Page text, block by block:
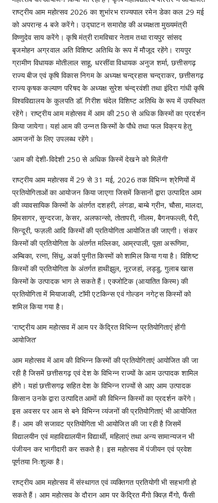
राष्ट्रीय आम महोत्सव 2026 का शुभांरभ राज्यपाल रमेन डेका कल 29 मई
को अपरान्ह 4 बजे करेंगे। उद्घाटन समारोह की अध्यक्षता मुख्यमंत्री
विष्णुदेव साय करेंगे। कृषि मंत्री रामविचार नेताम तथा रायपुर सांसद
बृजमोहन अग्रवाल अति विशिष्ट अतिथि के रूप में मौजूद रहेंगे। रायपुर
ग्रामीण विधायक मोतीलाल साहू, धरसींवा विधायक अनुज शर्मा, छत्तीसगढ़
राज्य बीज एवं कृषि विकास निगम के अध्यक्ष चन्द्रहास चन्द्राकर, छत्तीसगढ़
राज्य कृषक कल्याण परिषद के अध्यक्ष सुरेश चंन्द्रवंशी तथा इंदिरा गांधी कृषि
विश्वविद्यालय के कुलपति डॉ. गिरीश चंदेल विशिष्ट अतिथि के रूप में उपस्थित
रहेंगे। राष्ट्रीय आम महोत्सव में आम की 250 से अधिक किस्मों का प्रदर्शन
किया जायेगा। यहां आम की उन्नत किस्मों के पौधे तथा फल विक्रय हेतु
आमजनों के लिए उपलब्ध रहेंगे।
’आम की देशी-विदेशी 250 से अधिक किस्में देखने को मिलेंगी’
राष्ट्रीय आम महोत्सव में 29 से 31 मई, 2026 तक विभिन्न श्रेणियों में
प्रतियोगिताओं का आयोजन किया जाएगा जिसमें किसानों द्वारा उत्पादित आम
की व्यावसायिक किस्मों के अंतर्गत दशहरी, लंगडा, बाम्बे ग्रीन, चौसा, मालदा,
हिमसागर, सुन्दरजा, केसर, अलफान्सो, तोतापरी, नीलम, बैगनफल्ली, पैरी,
सिन्दूरी, फज़ली आदि किस्मों की प्रतियोगिता आयोजित की जाएगी। संकर
किस्मों की प्रतियोगिता के अंतर्गत मल्लिका, आम्रपाली, पूसा अरूणिमा,
अम्बिका, रत्ना, सिंधु, अर्का पुनीत किस्मों को शामिल किया गया है। विशिष्ट
किस्मों की प्रतियोगिता के अंतर्गत हाथीझुल, नूरजहां, लड्डु, गुलाब खास
किस्मों के उत्पादक भाग ले सकते हैं। एक्जोटिक (आयातित किस्म) की
प्रतियोगिता में मियाजाकी, टॉमी एटकिन्स एवं गोल्डन नगेट्स किस्मों को
शमिल किया गया है।
’राष्ट्रीय आम महोत्सव में आम पर केंद्रित विभिन्न प्रतियोगिताएं होंगी
आयोजित’
आम महोत्सव में आम की विभिन्न किस्मों की प्रतियोगिताएं आयोजित की जा
रही है जिसमें छत्तीसगढ़ एवं देश के विभिन्न राज्यों के आम उत्पादक शामिल
होंगे। यहां छत्तीसगढ़ सहित देश के विभिन्न राज्यों से आए आम उत्पादक
किसान उनके द्वारा उत्पादित आमों की विभिन्न किस्मों का प्रदर्शन करेंगे।
इस अवसर पर आम से बने विभिन्न व्यंजनों की प्रतियोगिताएं भी आयोजित
हैं। आम की सजावट प्रतियोगिता भी आयोजित की जा रही है जिसमें
विद्यालयीन एवं महाविद्यालयीन विद्यार्थी, महिलाएं तथा अन्य सामान्यजन भी
पंजीयन कर भागीदारी कर सकते है। इस महोत्सव में पंजीयन एवं प्रवेश
पूर्णतया निःशुल्क है।
राष्ट्रीय आम महोत्सव में संस्थागत एवं व्यक्तिगत प्रतियोगी भी सहभागी हो
सकते हैं। आम महोत्सव के दौरान आम पर केंद्रित मैंगो क्विज़ मैंगो, फैंसी